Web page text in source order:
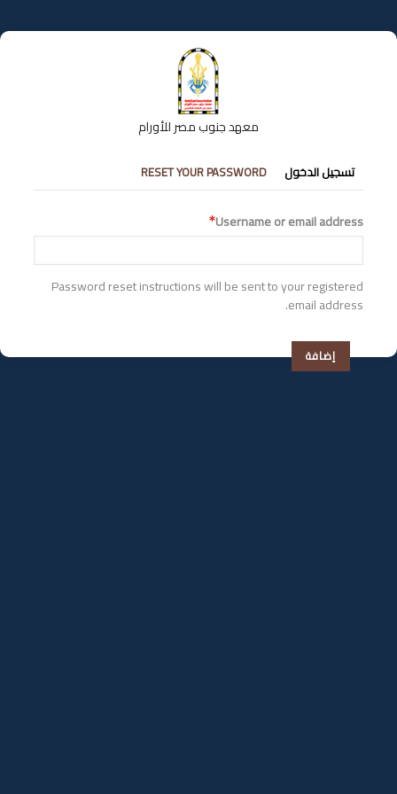
إلى
المحتوى
معهد جنوب مصر للأورام
التبويبات
الأساسية
تسجيل الدخول RESET YOUR PASSWORD
Username or email address
Password reset instructions will be sent to your registered
email address.